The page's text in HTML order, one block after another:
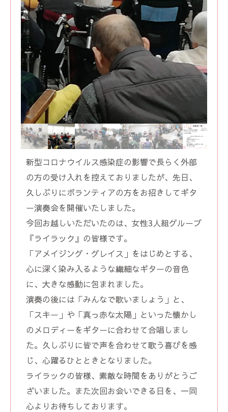
新型コロナウイルス感染症の影響で長らく外部
の方の受け入れを控えておりましたが、先日、
久しぶりにボランティアの方をお招きしてギタ
ー演奏会を開催いたしました。
今回お越しいただいたのは、女性3人組グループ
『ライラック』の皆様です。
「アメイジング・グレイス」をはじめとする、
心に深く染み入るような繊細なギターの音色
に、大きな感動に包まれました。
演奏の後には「みんなで歌いましょう」と、
「スキー」や「真っ赤な太陽」といった懐かし
のメロディーをギターに合わせて合唱しまし
た。久しぶりに皆で声を合わせて歌う喜びを感
じ、心躍るひとときとなりました。
ライラックの皆様、素敵な時間をありがとうご
ざいました。また次回お会いできる日を、一同
心よりお待ちしております。